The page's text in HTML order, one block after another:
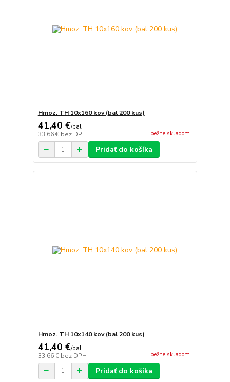
Hmoz. TH 10x160 kov (bal 200 kus)
41,40 €/bal
33,66 € bez DPH bežne skladom
Pridať do košíka
Hmoz. TH 10x140 kov (bal 200 kus)
41,40 €/bal
33,66 € bez DPH bežne skladom
Pridať do košíka